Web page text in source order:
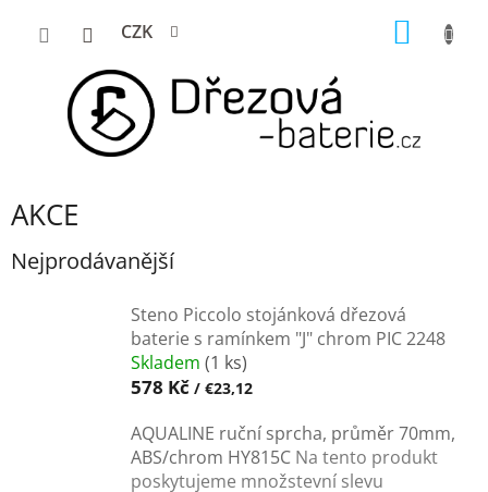
CZK
AKCE
Nejprodávanější
Steno Piccolo stojánková dřezová
baterie s ramínkem "J" chrom PIC 2248
Skladem (1 ks)
578 Kč / €23,12
AQUALINE ruční sprcha, průměr 70mm,
ABS/chrom HY815C Na tento produkt
poskytujeme množstevní slevu